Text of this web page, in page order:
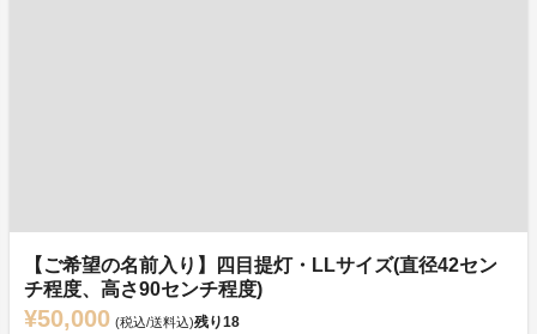
【ご希望の名前入り】四目提灯・LLサイズ(直径42セン
チ程度、高さ90センチ程度)
¥50,000 (税込/送料込)残り18